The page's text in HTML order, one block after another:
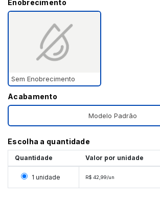
Enobrecimento
Sem Enobrecimento
Acabamento
Modelo Padrão
Escolha a quantidade
Quantidade Valor por unidade
Selecionar 1 unidade
1 unidade R$ 42,99/un